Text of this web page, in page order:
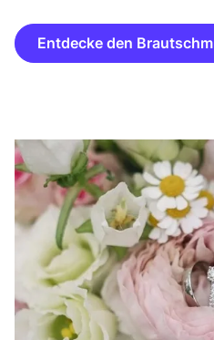
Entdecke den